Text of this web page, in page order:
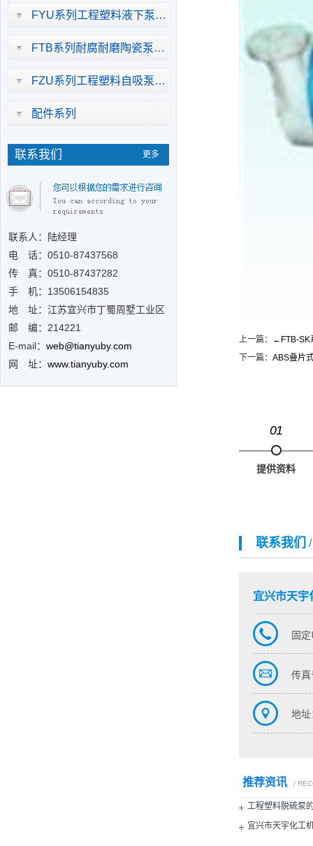
FYU系列工程塑料液下泵…
FTB系列耐腐耐磨陶瓷泵…
FZU系列工程塑料自吸泵…
配件系列
联系我们 更多
联系人：陆经理
电 话：0510-87437568
传 真：0510-87437282
手 机：13506154835
地 址：江苏宜兴市丁蜀周墅工业区
邮 编：214221
E-mail： web@tianyuby.com
网 址： www.tianyuby.com
上一篇： ← FTB-
下一篇： ABS叠片
01
提供资料
联系我们
宜兴市天宇
固
传真
地址
推荐资讯 /
工程塑料脱硫泵
宜兴市天宇化工